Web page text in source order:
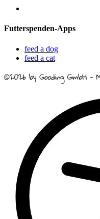
Futterspenden-Apps
feed a dog
feed a cat